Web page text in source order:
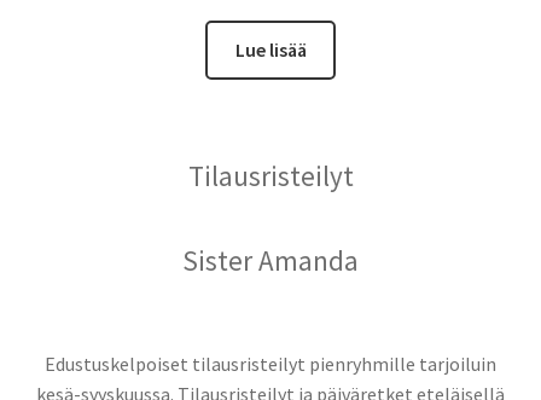
Lue lisää
Tilausristeilyt
Sister Amanda
Edustuskelpoiset tilausristeilyt pienryhmille tarjoiluin
kesä-syyskuussa. Tilausristeilyt ja päiväretket eteläisellä